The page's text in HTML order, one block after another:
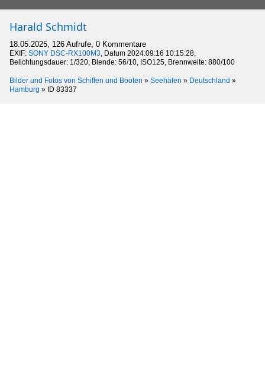
Harald Schmidt
18.05.2025, 126 Aufrufe, 0 Kommentare
EXIF: SONY DSC-RX100M3, Datum 2024:09:16 10:15:28,
Belichtungsdauer: 1/320, Blende: 56/10, ISO125, Brennweite: 880/100
Bilder und Fotos von Schiffen und Booten » Seehäfen » Deutschland »
Hamburg » ID 83337